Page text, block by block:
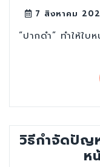
7 สิงหาคม
“ปากดำ” ทำให้ใ
วิธีกำจัดปัญ
ห